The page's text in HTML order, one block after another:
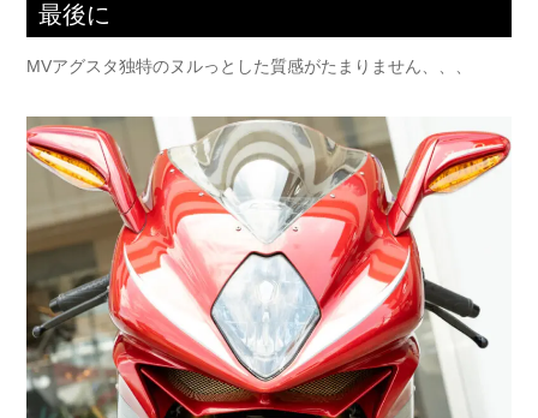
最後に
MVアグスタ独特のヌルっとした質感がたまりません、、、